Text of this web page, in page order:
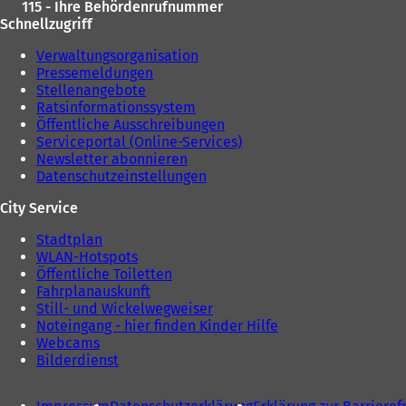
115 - Ihre Behördenrufnummer
Schnellzugriff
Verwaltungsorganisation
Pressemeldungen
Stellenangebote
Ratsinformationssystem
Öffentliche Ausschreibungen
Serviceportal (Online-Services)
Newsletter abonnieren
Datenschutzeinstellungen
City Service
Stadtplan
WLAN-Hotspots
Öffentliche Toiletten
Fahrplanauskunft
Still- und Wickelwegweiser
Noteingang - hier finden Kinder Hilfe
Webcams
Bilderdienst